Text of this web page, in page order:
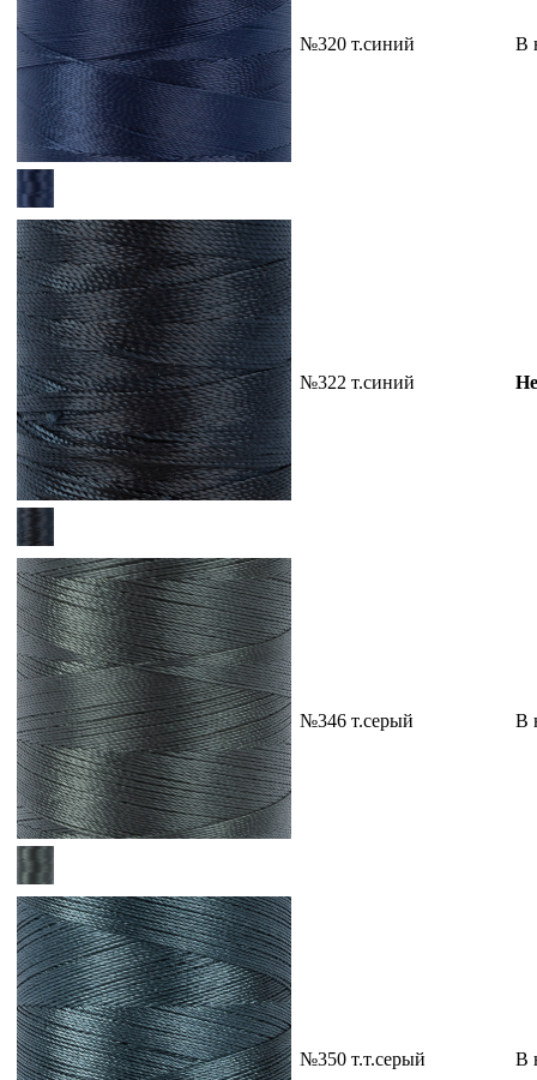
№320 т.синий В
№322 т.синий
№346 т.серый В
№350 т.т.серый В